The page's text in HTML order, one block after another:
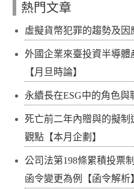
熱門文章
虛擬貨幣犯罪的趨勢及因
外國企業來臺投資半導
【月旦時論】
永續長在ESG中的角色與
死亡前二年內贈與的擬
觀點【本月企劃】
公司法第198條累積投票
函令變更為例【函令解析